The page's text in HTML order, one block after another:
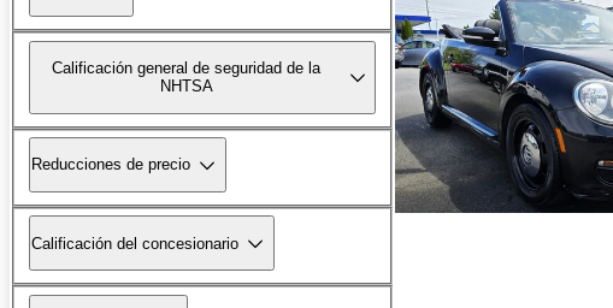
Calificación general de seguridad de la
NHTSA
Reducciones de precio
Calificación del concesionario